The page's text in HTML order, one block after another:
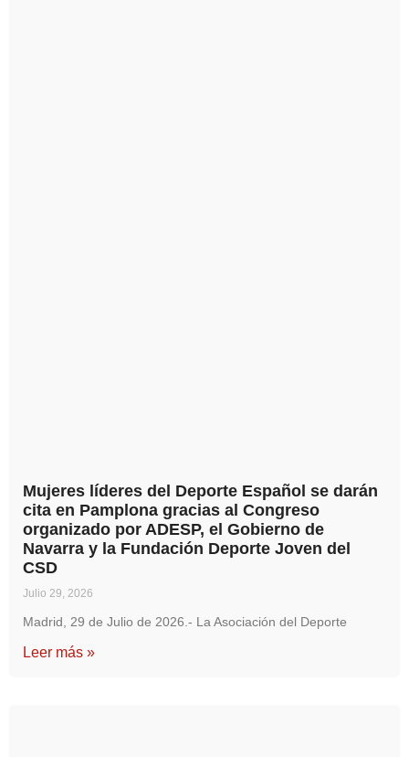
Mujeres líderes del Deporte Español se darán
cita en Pamplona gracias al Congreso
organizado por ADESP, el Gobierno de
Navarra y la Fundación Deporte Joven del
CSD
Julio 29, 2026
Madrid, 29 de Julio de 2026.- La Asociación del Deporte
Leer más »